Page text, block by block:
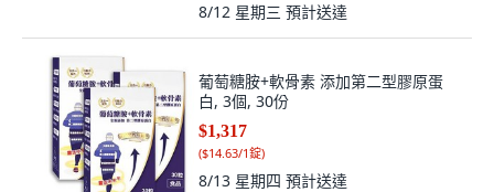
8/12 星期三 預計送達
葡萄糖胺+軟骨素 添加第二型膠原蛋
白, 3個, 30份
$1,317
($14.63/1錠)
8/13 星期四 預計送達